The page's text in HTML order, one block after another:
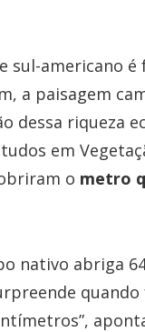
sul-americano
a paisagem
dessa riqueza
em
o metro
nativo abriga